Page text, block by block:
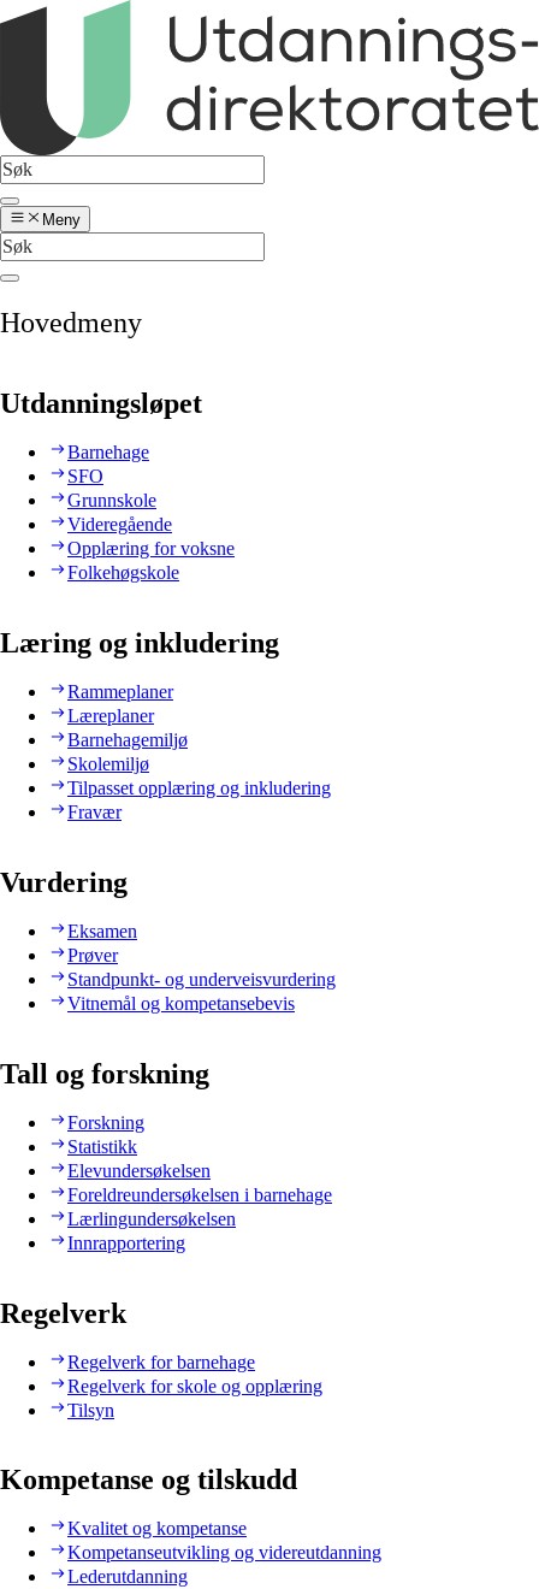
Meny
Hovedmeny
Utdanningsløpet
Barnehage
SFO
Grunnskole
Videregående
Opplæring for voksne
Folkehøgskole
Læring og inkludering
Rammeplaner
Læreplaner
Barnehagemiljø
Skolemiljø
Tilpasset opplæring og inkludering
Fravær
Vurdering
Eksamen
Prøver
Standpunkt- og underveisvurdering
Vitnemål og kompetansebevis
Tall og forskning
Forskning
Statistikk
Elevundersøkelsen
Foreldreundersøkelsen i barnehage
Lærlingundersøkelsen
Innrapportering
Regelverk
Regelverk for barnehage
Regelverk for skole og opplæring
Tilsyn
Kompetanse og tilskudd
Kvalitet og kompetanse
Kompetanseutvikling og videreutdanning
Lederutdanning